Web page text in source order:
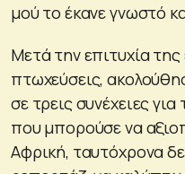
μού το έκανε γνωστό
Μετά την επιτυχία της
πτωχεύσεις,
σε τρεις συνέχειες
που μπορούσε να
Αφρική, ταυτόχρονα